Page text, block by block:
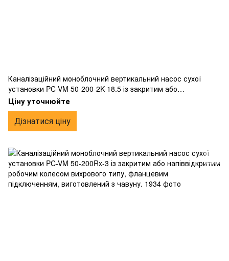
Каналізаційний моноблочний вертикальний насос сухої
установки PC-VM 50-200-2K-18.5 із закритим або
напіввідкритим робочим колесом вихрового типу,
фланцевим підключенням, виготовлений з чавуну.
Ціну уточнюйте
Дізнатися ціну